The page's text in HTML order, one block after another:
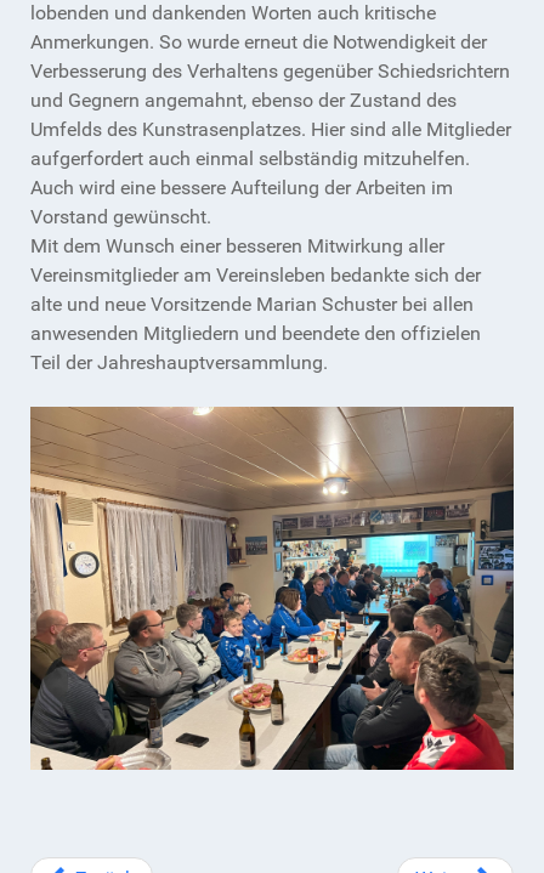
lobenden und dankenden Worten auch kritische
Anmerkungen. So wurde erneut die Notwendigkeit der
Verbesserung des Verhaltens gegenüber Schiedsrichtern
und Gegnern angemahnt, ebenso der Zustand des
Umfelds des Kunstrasenplatzes. Hier sind alle Mitglieder
aufgerfordert auch einmal selbständig mitzuhelfen.
Auch wird eine bessere Aufteilung der Arbeiten im
Vorstand gewünscht.
Mit dem Wunsch einer besseren Mitwirkung aller
Vereinsmitglieder am Vereinsleben bedankte sich der
alte und neue Vorsitzende Marian Schuster bei allen
anwesenden Mitgliedern und beendete den offizielen
Teil der Jahreshauptversammlung.